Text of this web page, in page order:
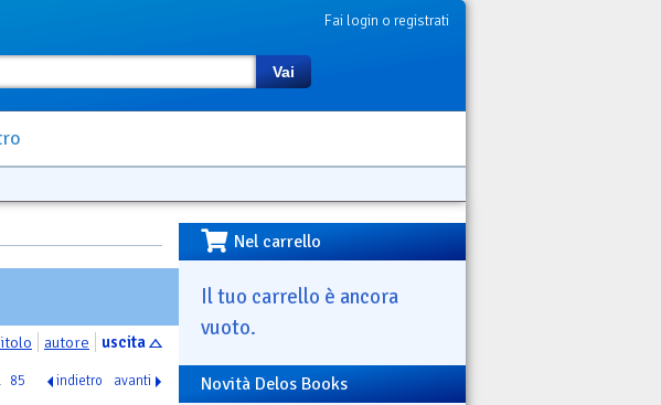
Fai login o registrati
Vai
autore uscita
85 indietro avanti
Nel carrello
Il tuo carrello è ancora
vuoto.
Novità Delos Books